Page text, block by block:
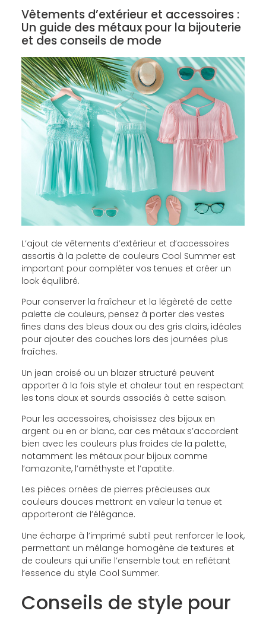
Vêtements d’extérieur et accessoires :
Un guide des métaux pour la bijouterie
et des conseils de mode
L’ajout de vêtements d’extérieur et d’accessoires
assortis à la palette de couleurs Cool Summer est
important pour compléter vos tenues et créer un
look équilibré.
Pour conserver la fraîcheur et la légèreté de cette
palette de couleurs, pensez à porter des vestes
fines dans des bleus doux ou des gris clairs, idéales
pour ajouter des couches lors des journées plus
fraîches.
Un jean croisé ou un blazer structuré peuvent
apporter à la fois style et chaleur tout en respectant
les tons doux et sourds associés à cette saison.
Pour les accessoires, choisissez des bijoux en
argent ou en or blanc, car ces métaux s’accordent
bien avec les couleurs plus froides de la palette,
notamment les métaux pour bijoux comme
l’amazonite, l’améthyste et l’apatite.
Les pièces ornées de pierres précieuses aux
couleurs douces mettront en valeur la tenue et
apporteront de l’élégance.
Une écharpe à l’imprimé subtil peut renforcer le look,
permettant un mélange homogène de textures et
de couleurs qui unifie l’ensemble tout en reflétant
l’essence du style Cool Summer.
Conseils de style pour